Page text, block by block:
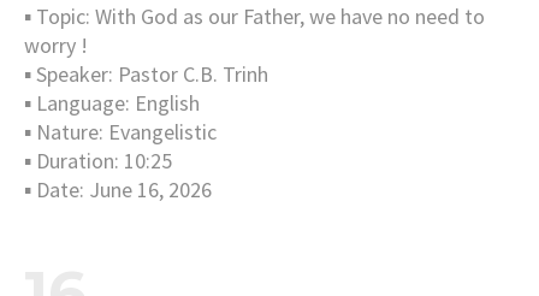
▪︎ Topic: With God as our Father, we have no need to
worry !
▪︎ Speaker: Pastor C.B. Trinh
▪︎ Language: English
▪︎ Nature: Evangelistic
▪︎ Duration: 10:25
▪︎ Date: June 16, 2026